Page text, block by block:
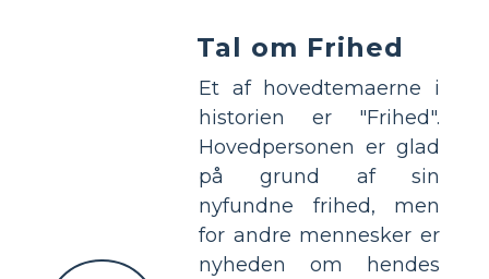
Tal om Frihed
Et af hovedtemaerne i
historien er "Frihed".
Hovedpersonen er glad
på grund af sin
nyfundne frihed, men
for andre mennesker er
nyheden om hendes